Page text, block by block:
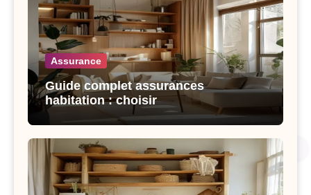
Assurance
Guide complet assurances
habitation : choisir